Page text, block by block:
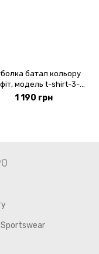
батал кольору
t-shirt-3-
batal-graphite
1 190 грн
Sportswear